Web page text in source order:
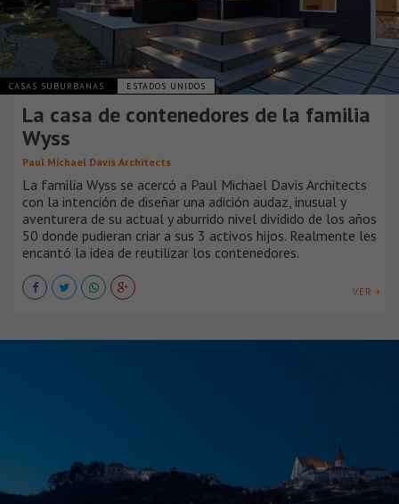
CASAS SUBURBANAS ESTADOS UNIDOS
La casa de contenedores de la familia
Wyss
Paul Michael Davis Architects
La familia Wyss se acercó a Paul Michael Davis Architects
con la intención de diseñar una adición audaz, inusual y
aventurera de su actual y aburrido nivel dividido de los años
50 donde pudieran criar a sus 3 activos hijos. Realmente les
encantó la idea de reutilizar los contenedores.
VER +